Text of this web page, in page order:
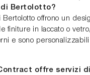
di Bertolotto?
Bertolotto offrono un
finiture in laccato o
e sono
offre servizi